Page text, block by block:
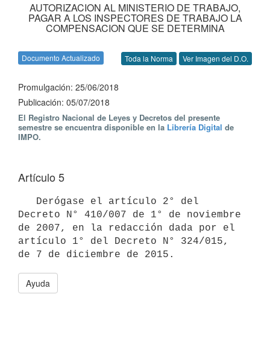
AUTORIZACION AL MINISTERIO DE TRABAJO,
PAGAR A LOS INSPECTORES DE TRABAJO LA
COMPENSACION QUE SE DETERMINA
Documento Actualizado Toda la Norma Ver Imagen del D.O.
Promulgación: 25/06/2018
Publicación: 05/07/2018
El Registro Nacional de Leyes y Decretos del presente
semestre se encuentra disponible en la Librería Digital de
IMPO.
Artículo 5
Decreto N° 410/007 de 1° de noviembre
de 2007, en la redacción dada por el
artículo 1° del Decreto N° 324/015,
Ayuda